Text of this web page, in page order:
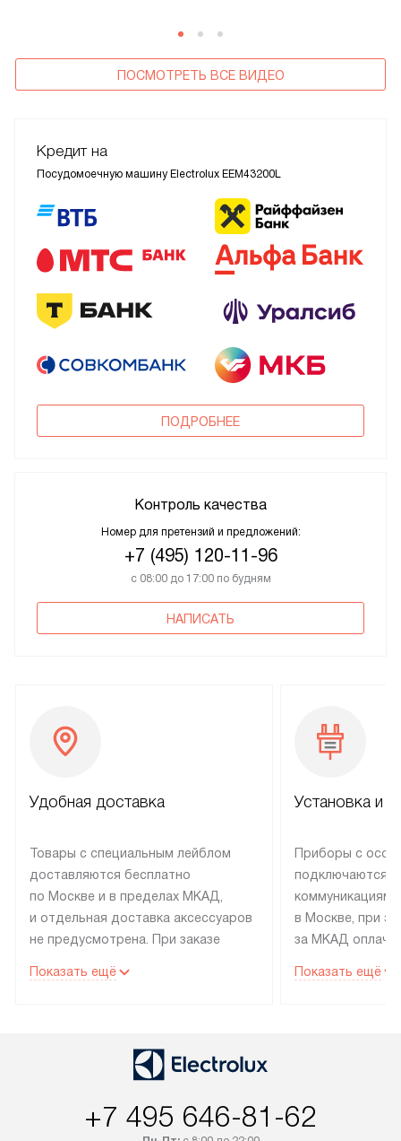
ПОСМОТРЕТЬ ВСЕ ВИДЕО
Кредит на
Посудомоечную машину Electrolux EEM43200L
ПОДРОБНЕЕ
Контроль качества
Номер для претензий и предложений:
+7 (495) 120-11-96
с 08:00 до 17:00 по будням
НАПИСАТЬ
Удобная доставка
Товары с специальным лейблом
доставляются бесплатно
по Москве и в пределах МКАД,
и отдельная доставка аксессуаров
не предусмотрена. При заказе
рекомендуем обсудить
со статусом «В наличии» могут
быть отправлены покупателю
интересен товар «Под заказ»,
Показать ещё
Установка и
Приборы с
подключаются к
коммуникациям
в Москве, при
за МКАД
партнера
по монтажу
Показать ещё
+7 495 646-81-62